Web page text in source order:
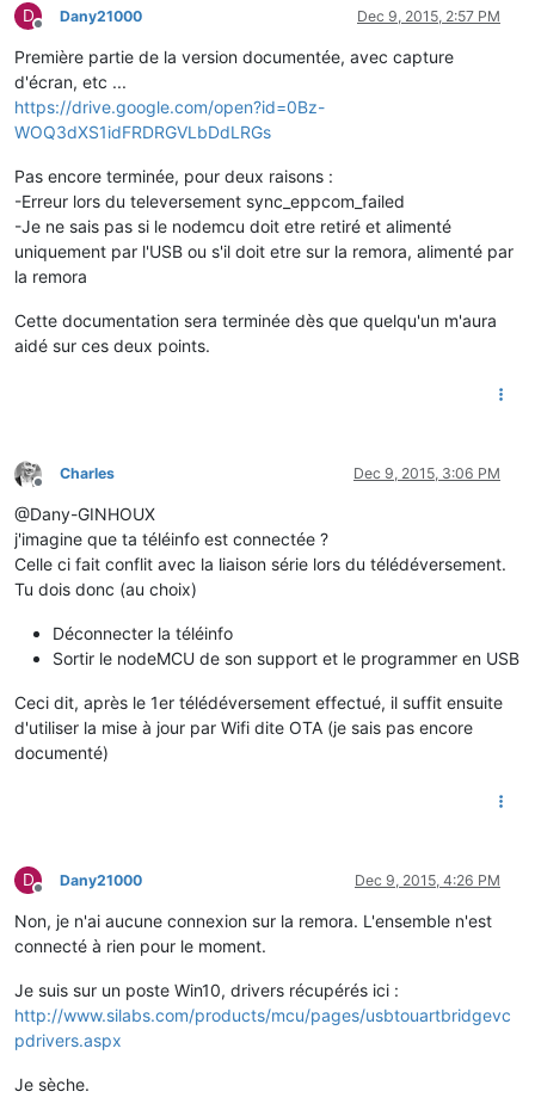
D
Offline
Dany21000 Dec 9, 2015, 2:57 PM
Première partie de la version documentée, avec capture
d'écran, etc ...
https://drive.google.com/open?id=0Bz-
WOQ3dXS1idFRDRGVLbDdLRGs
Pas encore terminée, pour deux raisons :
-Erreur lors du televersement sync_eppcom_failed
-Je ne sais pas si le nodemcu doit etre retiré et alimenté
uniquement par l'USB ou s'il doit etre sur la remora, alimenté par
la remora
Cette documentation sera terminée dès que quelqu'un m'aura
aidé sur ces deux points.
Offline
Charles Dec 9, 2015, 3:06 PM
@Dany-GINHOUX
j'imagine que ta téléinfo est connectée ?
Celle ci fait conflit avec la liaison série lors du télédéversement.
Tu dois donc (au choix)
Déconnecter la téléinfo
Sortir le nodeMCU de son support et le programmer en USB
Ceci dit, après le 1er télédéversement effectué, il suffit ensuite
d'utiliser la mise à jour par Wifi dite OTA (je sais pas encore
documenté)
D
Offline
Dany21000 Dec 9, 2015, 4:26 PM
Non, je n'ai aucune connexion sur la remora. L'ensemble n'est
connecté à rien pour le moment.
Je suis sur un poste Win10, drivers récupérés ici :
http://www.silabs.com/products/mcu/pages/usbtouartbridgevc
pdrivers.aspx
Je sèche.